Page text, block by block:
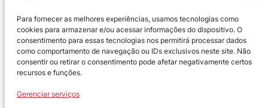
Para fornecer as melhores experiências, usamos tecnologias como
cookies para armazenar e/ou acessar informações do dispositivo. O
consentimento para essas tecnologias nos permitirá processar dados
como comportamento de navegação ou IDs exclusivos neste site. Não
consentir ou retirar o consentimento pode afetar negativamente certos
recursos e funções.
Gerenciar serviços
Política de Privacidade
Política de Troca e Devoluções
Política de Reembolso